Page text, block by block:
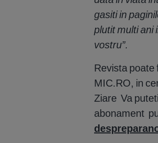
gasiti in
plutit multi ani
vostru”.
Revista poate
MIC.RO, in
Ziare Va
abonament